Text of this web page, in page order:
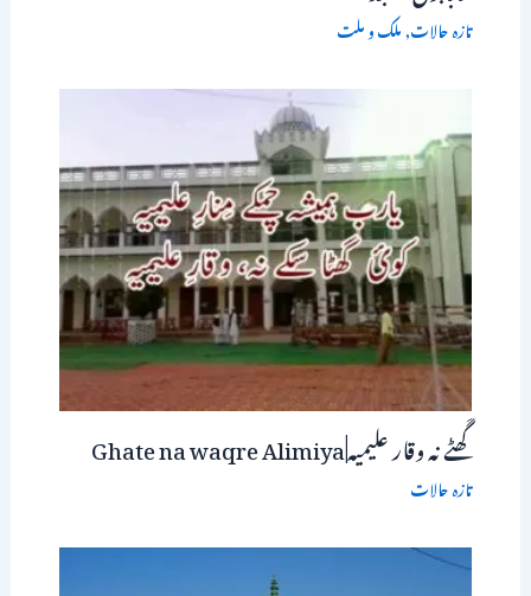
تازہ حالات,ملک و ملت
گَھٹے نہ وقار علیمیہ|Ghate na waqre Alimiya
تازہ حالات